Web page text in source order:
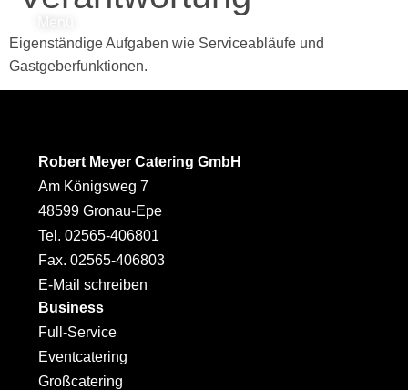
Eigenständige Aufgaben wie Serviceabläufe und
Gastgeberfunktionen.
Robert Meyer Catering GmbH
Am Königsweg 7
48599 Gronau-Epe
Tel. 02565-406801
Fax. 02565-406803
E-Mail schreiben
Business
Full-Service
Eventcatering
Großcatering